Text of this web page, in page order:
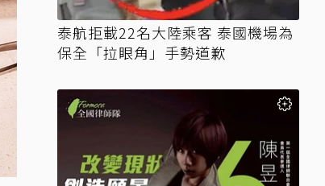
泰航拒載22名大陸乘客 泰國機場為
保全「拉眼角」手勢道歉